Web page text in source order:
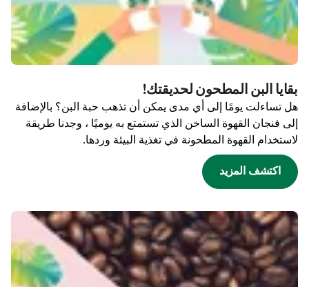
بقايا البن المطحون لحديقتك!
هل تساءلت يومًا إلى أي مدى يمكن أن تذهب حبة البن؟ بالإضافة
إلى فنجان القهوة الساخن الذي تستمتع به يوميًا ، وجدنا طريقة
لاستخدام القهوة المطحونة في تغذية البيئة وردها.
اكتشف المزيد